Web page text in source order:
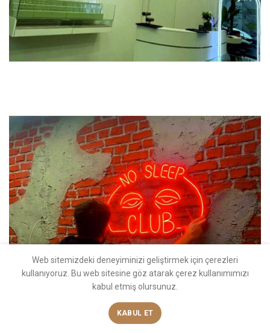
Next
Web sitemizdeki deneyiminizi geliştirmek için çerezleri
kullanıyoruz. Bu web sitesine göz atarak çerez kullanımımızı
kabul etmiş olursunuz.
KABUL ET